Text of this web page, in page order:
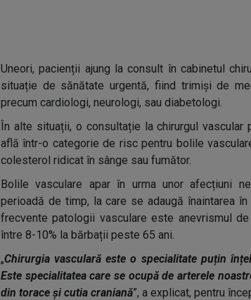
Uneori, pacienții ajung la consult în cabinetul
situație de sănătate urgentă, fiind trimiși de
precum cardiologi, neurologi, sau diabetologi.
În alte situații, o consultație la chirurgul
află într-o categorie de risc pentru bolile
colesterol ridicat în sânge sau fumător.
Bolile vasculare apar în urma unor afecțiuni
perioadă de timp, la care se adaugă înaintarea
frecvente patologii vasculare este anevrismul
între 8-10% la bărbații peste 65 ani.
„Chirurgia vasculară este o specialitate puțin
Este specialitatea care se ocupă de arterele
din torace și cutia craniană”, a explicat, pentru